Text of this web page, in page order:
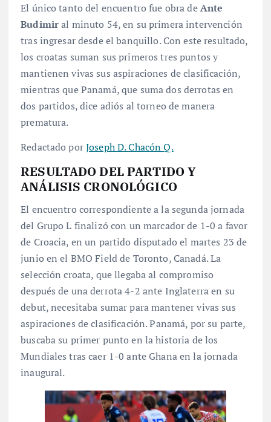
El único tanto del encuentro fue obra deAnte
Budimiral minuto 54, en su primera intervención
tras ingresar desde el banquillo. Con este resultado,
los croatas suman sus primeros tres puntos y
mantienen vivas sus aspiraciones de clasificación,
mientras que Panamá, que suma dos derrotas en
dos partidos, dice adiós al torneo de manera
prematura.
Redactado porJoseph D. Chacón Q.
RESULTADO DEL PARTIDO Y
ANÁLISIS CRONOLÓGICO
El encuentro correspondiente a la segunda jornada
del Grupo L finalizó con un marcador de 1-0 a favor
de Croacia, en un partido disputado el martes 23 de
junio en el BMO Field de Toronto, Canadá. La
selección croata, que llegaba al compromiso
después de una derrota 4-2 ante Inglaterra en su
debut, necesitaba sumar para mantener vivas sus
aspiraciones de clasificación. Panamá, por su parte,
buscaba su primer punto en la historia de los
Mundiales tras caer 1-0 ante Ghana en la jornada
inaugural.